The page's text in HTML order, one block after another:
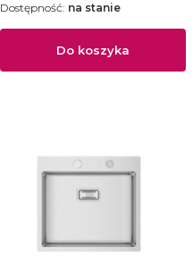
Do koszyka
Dostępność: na stanie